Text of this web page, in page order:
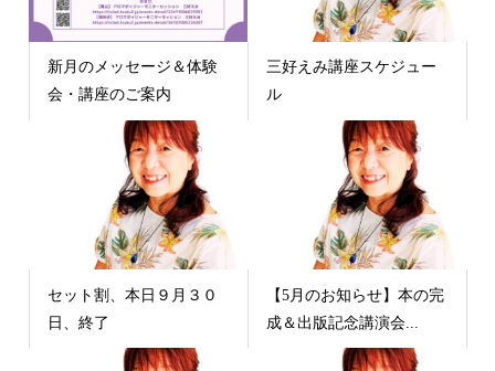
新月のメッセージ＆体験
会・講座のご案内
三好えみ講座スケジュー
ル
セット割、本日９月３０
日、終了
【5月のお知らせ】本の完
成＆出版記念講演会...